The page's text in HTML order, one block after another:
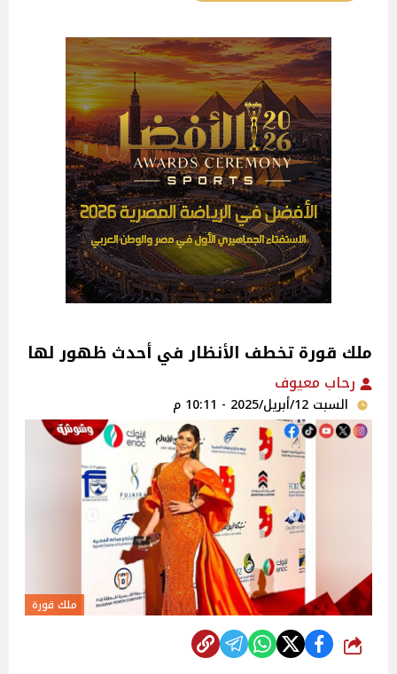
ملك قورة تخطف الأنظار في أحدث ظهور لها
رحاب معيوف
السبت 12/أبريل/2025 - 10:11 م
ملك قورة
شارك